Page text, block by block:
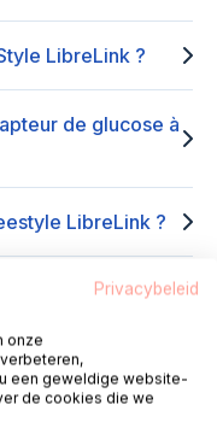
LibreLink ?
de glucose à
LibreLink ?
du capteur
Libre ?
Privacybeleid
onze
een geweldige website-
de cookies die we